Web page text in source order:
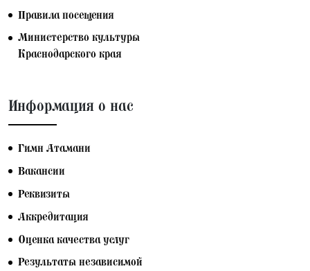
Правила посещения
Министерство культуры
Краснодарского края
Информация о нас
Гимн Атамани
Вакансии
Реквизиты
Аккредитация
Оценка качества услуг
Результаты независимой